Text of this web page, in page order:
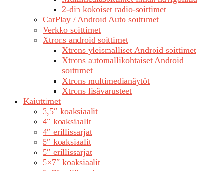
2-din kokoiset radio-soittimet
CarPlay / Android Auto soittimet
Verkko soittimet
Xtrons android soittimet
Xtrons yleismalliset Android soittimet
Xtrons automallikohtaiset Android
soittimet
Xtrons multimedianäytöt
Xtrons lisävarusteet
Kaiuttimet
3,5″ koaksiaalit
4″ koaksiaalit
4″ erillissarjat
5″ koaksiaalit
5″ erillissarjat
5×7″ koaksiaalit